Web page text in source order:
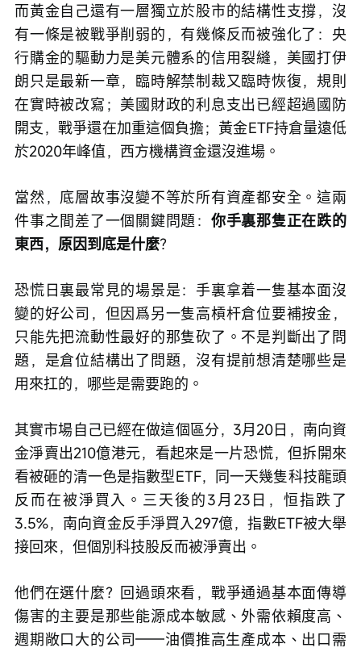
而黃金自己還有一層獨立於股市的結構性支撐，沒
有一條是被戰爭削弱的，有幾條反而被強化了：央
行購金的驅動力是美元體系的信用裂縫，美國打伊
朗只是最新一章，臨時解禁制裁又臨時恢復，規則
在實時被改寫；美國財政的利息支出已經超過國防
開支，戰爭還在加重這個負擔；黃金ETF持倉量遠低
於2020年峰值，西方機構資金還沒進場。
當然，底層故事沒變不等於所有資產都安全。這兩
件事之間差了一個關鍵問題： 你手裏那隻正在跌的
東西，原因到底是什麼？
恐慌日裏最常見的場景是：手裏拿着一隻基本面沒
變的好公司，但因爲另一隻高槓杆倉位要補按金，
只能先把流動性最好的那隻砍了。不是判斷出了問
題，是倉位結構出了問題，沒有提前想清楚哪些是
用來扛的，哪些是需要跑的。
其實市場自己已經在做這個區分，3月20日，南向資
金淨賣出210億港元，看起來是一片恐慌，但拆開來
看被砸的清一色是指數型ETF，同一天幾隻科技龍頭
反而在被淨買入。三天後的3月23日，恒指跌了
3.5%，南向資金反手淨買入297億，指數ETF被大舉
接回來，但個別科技股反而被淨賣出。
他們在選什麼？回過頭來看，戰爭通過基本面傳導
傷害的主要是那些能源成本敏感、外需依賴度高、
週期敞口大的公司——油價推高生產成本、出口需